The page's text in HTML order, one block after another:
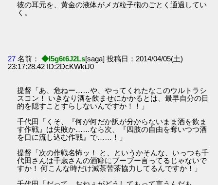
彼の耳元を、黄金の液体がメガ粒子砲のごとく通過してい
く。
27 名前： ◆I5g6t6J2Ls[saga] 投稿日：2014/04/05(土)
23:17:28.42 ID:2DcKWkiJ0
提督「あ、危ねー……や、やってくれたなこのウルトラシ
スコン！ いきなり酒を飲ませにかかるとは、最早自分の目
的を隠すことすらしないんですか！！」
千代田「くそ、『何が何だか訳が分からないまま酒を飲ま
す作戦』は失敗か……なら次、『四肢の自由を奪いつつ酒
を口に流し込む作戦』で……！」
提督「次の作戦名怖ッ！ と、というかそんな、いっつも千
代田さんは千歳さんの酒癖にブーブー言ってるじゃないで
すか！ 何こんな時だけ滅茶苦茶協力してるんですか！」